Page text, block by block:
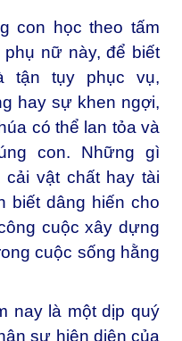
con học theo tấm
nữ này, để biết
tận tụy phục vụ,
hay sự khen ngợi,
có thể lan tỏa và
con. Những gì
vật chất hay tài
biết dâng hiến cho
cuộc xây dựng
cuộc sống hằng
nay là một dịp quý
sự hiện diện của